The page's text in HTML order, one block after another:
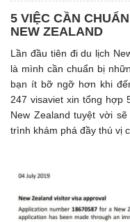
5 VIỆC CẦN
NEW ZEALAND
Lần đầu tiên đi du lịch
là mình cần chuẩn bị
bạn ít bỡ ngỡ hơn khi
247 visaviet xin tổng hợp
New Zealand tuyệt vời
trình khám phá đầy thú vị